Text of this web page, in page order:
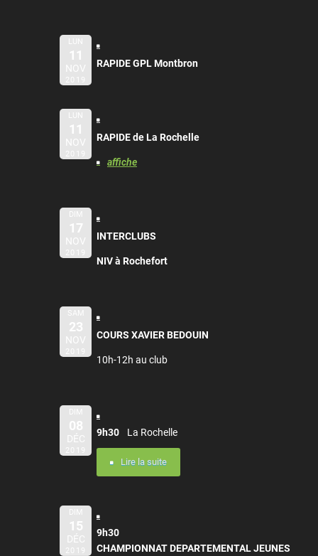
LUN
11
NOV
2019
RAPIDE GPL Montbron
LUN
11
NOV
2019
RAPIDE de La Rochelle
affiche
DIM
17
NOV
2019
INTERCLUBS
NIV à Rochefort
SAM
23
NOV
2019
COURS XAVIER BEDOUIN
10h-12h au club
DIM
08
DÉC
2019
9h30 La Rochelle
Lire la suite
DIM
15
DÉC
2019
9h30
CHAMPIONNAT DEPARTEMENTAL JEUNES